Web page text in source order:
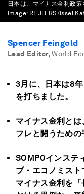
日本は、マイナス金利政策
Image: REUTERS/Issei
Spencer Feingold
Lead Editor, World
3月に、日本は8
を打ちました。
マイナス金利と
フレと闘うための
SOMPOインステ
ブ・エコノミス
マイナス金利を